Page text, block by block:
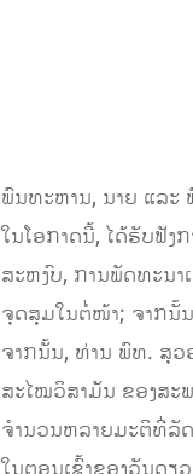
ພົນທະຫານ, ນາຍ ແລະ
ໃນໂອກາດນີ້, ໄດ້ຮັບຟັງ
ສະຫງົບ, ການພັດທະນາ
ຈຸດສຸມໃນຕໍ່ໜ້າ; ຈາກນັ້ນ
ຈາກນັ້ນ, ທ່ານ ພົທ. ສຸວ
ສະໄໝວິສາມັນ ຂອງສະ
ຈໍານວນຫລາຍມະຕິທີ່ລັ